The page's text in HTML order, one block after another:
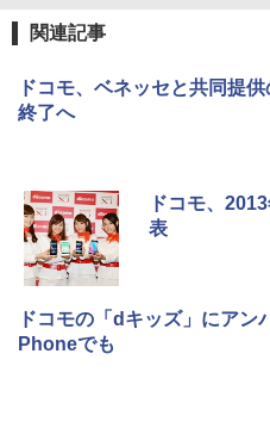
関連記事
ドコモ、ベネッセと共同提
終了へ
ドコモ、
表
ドコモの「dキッズ」にア
Phoneでも